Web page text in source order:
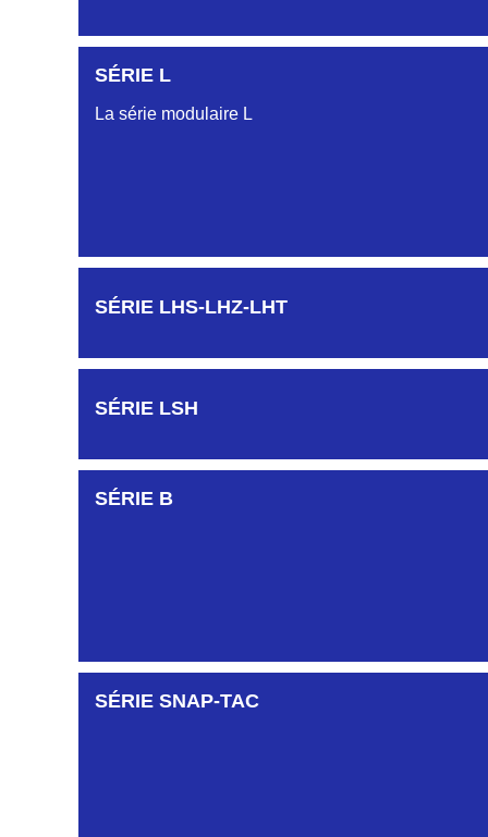
SÉRIE L
La série modulaire L
SÉRIE LHS-LHZ-LHT
SÉRIE LSH
SÉRIE B
SÉRIE SNAP-TAC